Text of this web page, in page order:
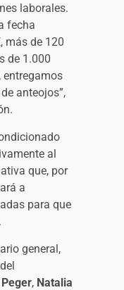
laborales.
fecha
más de 120
de 1.000
entregamos
anteojos”,
al
que, por
a
para que
general,
, Natalia